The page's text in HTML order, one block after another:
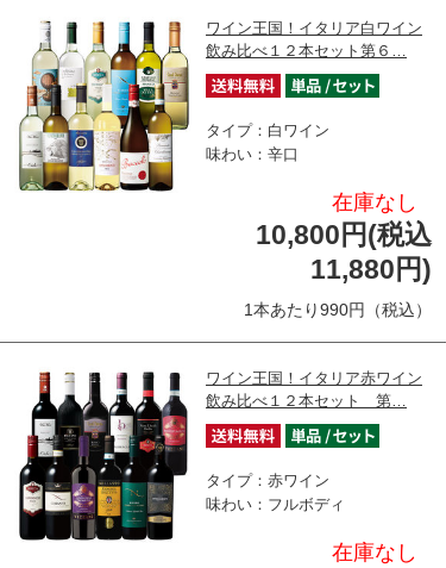
ワイン王国！イタリア白ワイン
飲み比べ１２本セット第６…
タイプ：白ワイン
味わい：辛口
在庫なし
10,800円(税込
11,880円)
1本あたり990円（税込）
ワイン王国！イタリア赤ワイン
飲み比べ１２本セット 第…
タイプ：赤ワイン
味わい：フルボディ
在庫なし